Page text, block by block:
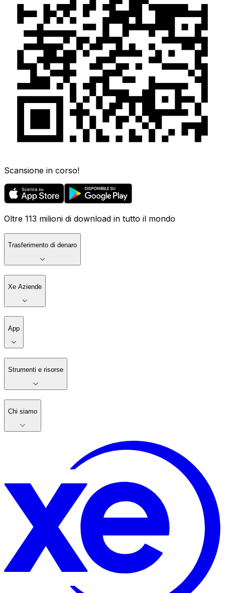
Scansione in corso!
Oltre 113 milioni di download in tutto il mondo
Trasferimento di denaro
Xe Aziende
App
Strumenti e risorse
Chi siamo